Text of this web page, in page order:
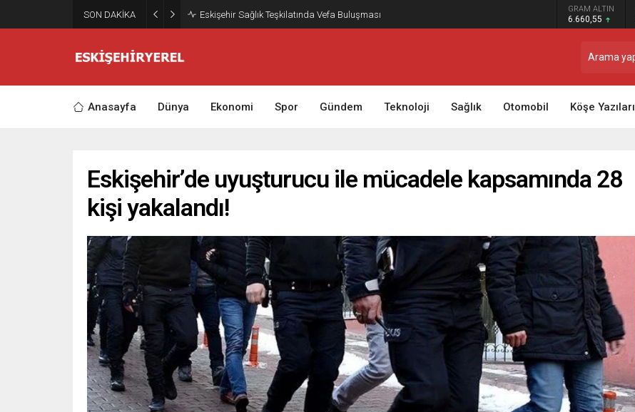
SON DAKİKA Eskişehir Sağlık Teşkilatında Vefa Buluşması GRAM ALTIN
6.660,55
Anasayfa Dünya Ekonomi Spor Gündem Teknoloji Sağlık Otomobil Köşe Yazıları
Eskişehir’de uyuşturucu ile mücadele kapsamında 28
kişi yakalandı!